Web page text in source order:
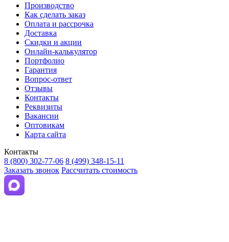
Производство
Как сделать заказ
Оплата и рассрочка
Доставка
Скидки и акции
Онлайн-калькулятор
Портфолио
Гарантия
Вопрос-ответ
Отзывы
Контакты
Реквизиты
Вакансии
Оптовикам
Карта сайта
Контакты
8 (800) 302-77-06 8 (499) 348-15-11
Заказать звонок Рассчитать стоимость